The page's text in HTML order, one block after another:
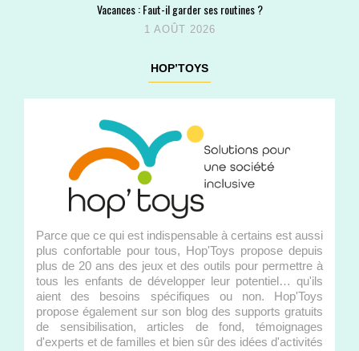
Vacances : Faut-il garder ses routines ?
1 AOÛT 2026
HOP’TOYS
Parce que ce qui est indispensable à certains est aussi
plus confortable pour tous, Hop'Toys propose depuis
plus de 20 ans des jeux et des outils pour permettre à
tous les enfants de développer leur potentiel… qu'ils
aient des besoins spécifiques ou non. Hop'Toys
propose également sur son blog des supports gratuits
de sensibilisation, articles de fond, témoignages
d'experts et de familles et bien sûr des idées d'activités